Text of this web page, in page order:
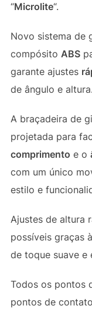
“Microlite“.
Novo sistema de
compósito ABS
garante ajustes
de ângulo e altura.
A braçadeira de
projetada para
comprimento e o
com um único
estilo e
Ajustes de altura
possíveis graças
de toque suave e
Todos os pontos
pontos de